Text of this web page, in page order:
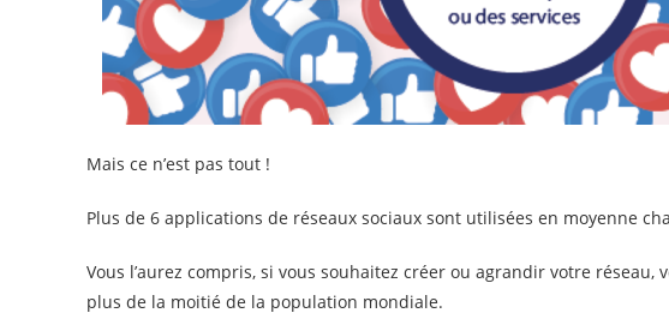
Mais ce n’est pas tout !
Plus de 6 applications de réseaux sociaux sont utilisées en moyenne
Vous l’aurez compris, si vous souhaitez créer ou agrandir votre
plus de la moitié de la population mondiale.